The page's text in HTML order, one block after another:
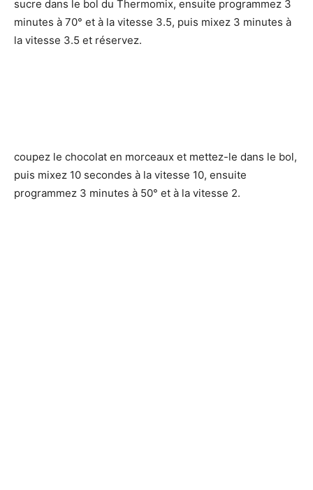
sucre dans le bol du Thermomix, ensuite programmez 3
minutes à 70° et à la vitesse 3.5, puis mixez 3 minutes à
la vitesse 3.5 et réservez.
coupez le chocolat en morceaux et mettez-le dans le bol,
puis mixez 10 secondes à la vitesse 10, ensuite
programmez 3 minutes à 50° et à la vitesse 2.